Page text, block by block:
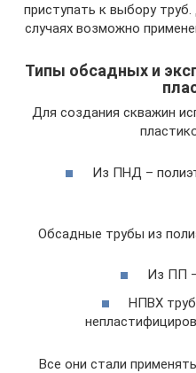
приступать к выбору
случаях возможно
Типы обсадных и
Для создания скважин
Из ПНД –
Обсадные трубы из
Из ПП
НПВХ
Все они стали